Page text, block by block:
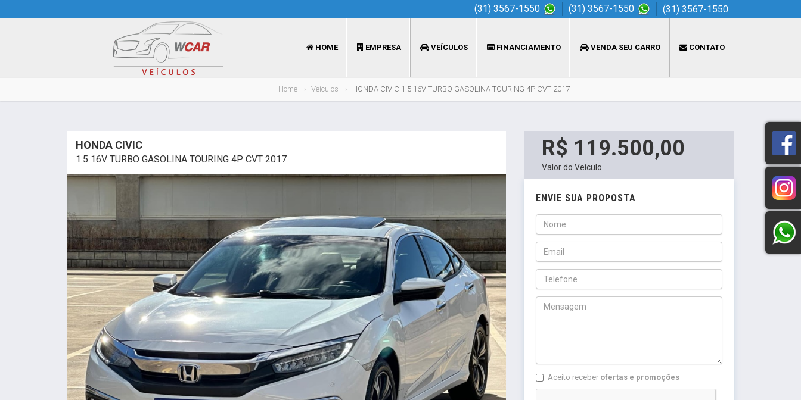
(31) 3567-1550 (31) 3567-1550 (31) 3567-1550
HOME EMPRESA VEÍCULOS FINANCIAMENTO VENDA SEU CARRO CONTATO
Home Veículos HONDA CIVIC 1.5 16V TURBO GASOLINA TOURING 4P CVT 2017
HONDA CIVIC
1.5 16V TURBO GASOLINA TOURING 4P CVT 2017 R$ 119.500,00
Valor do Veículo
ENVIE SUA PROPOSTA
Aceito receber ofertas e promoções